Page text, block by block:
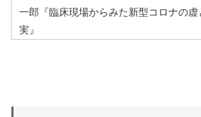
一郎『臨床現場からみた新型コロナの虚
実』